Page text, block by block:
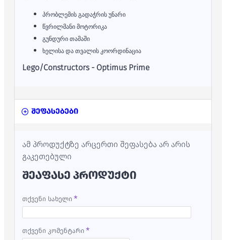
პრობლემის გადაჭრის უნარი
წვრილმანი მოტორიკა
გუნდური თამაში
ხელისა და თვალის კოორდინაცია
Lego/Constructors - Optimus Prime
შეფასებები
ამ პროდუქტზე არცერთი შეფასება არ არის
გაკეთებული
ᲨᲔᲐᲤᲐᲡᲔ ᲞᲠᲝᲓᲣᲥᲢᲘ
თქვენი სახელი
თქვენი კომენტარი